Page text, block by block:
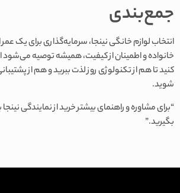
جمع‌بندی
انتخاب لوازم خانگی نینجا، سرمایه‌گذاری برای یک
خانواده و اطمینان از کیفیت، همیشه توصیه می‌شود
کنید تا هم از تکنولوژی روز لذت ببرید و هم از
شوید.
“برای مشاوره و راهنمای بیشتر خرید از نمایندگی
بگیرید.”